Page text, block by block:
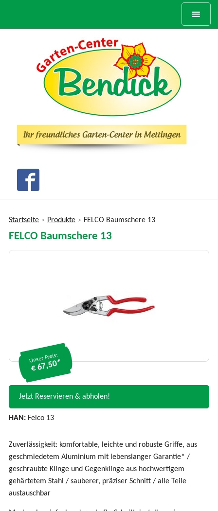
sind
hier
Startseite > Produkte > FELCO Baumschere 13
FELCO Baumschere 13
Unser Preis:
€ 67,50*
Jetzt Reservieren & abholen!
HAN: Felco 13
Zuverlässigkeit: komfortable, leichte und robuste Griffe, aus
geschmiedetem Aluminium mit lebenslanger Garantie* /
geschraubte Klinge und Gegenklinge aus hochwertigem
gehärtetem Stahl / sauberer, präziser Schnitt / alle Teile
austauschbar